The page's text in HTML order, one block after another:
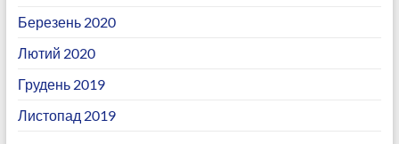
Березень 2020
Лютий 2020
Грудень 2019
Листопад 2019